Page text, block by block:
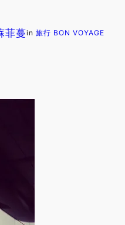
菲蔓in 旅行 BON VOYAGE